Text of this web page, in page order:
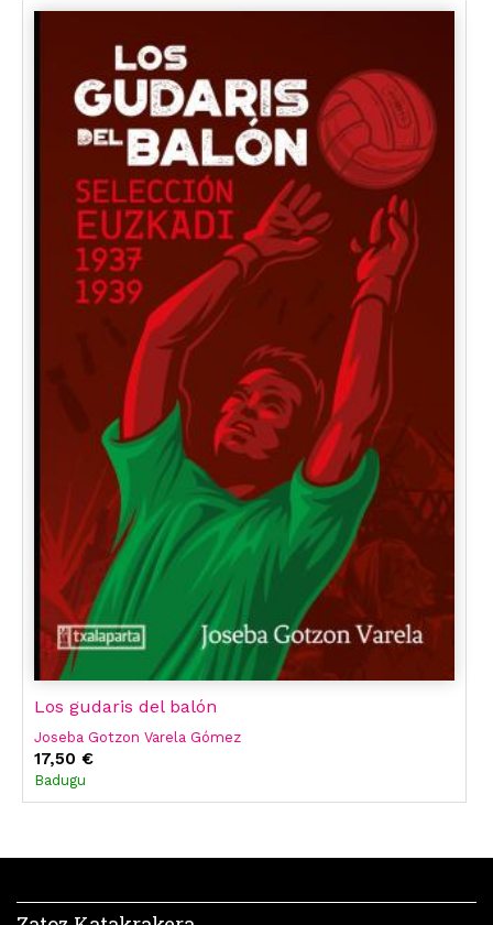
Los gudaris del balón
Joseba Gotzon Varela Gómez
17,50 €
Badugu